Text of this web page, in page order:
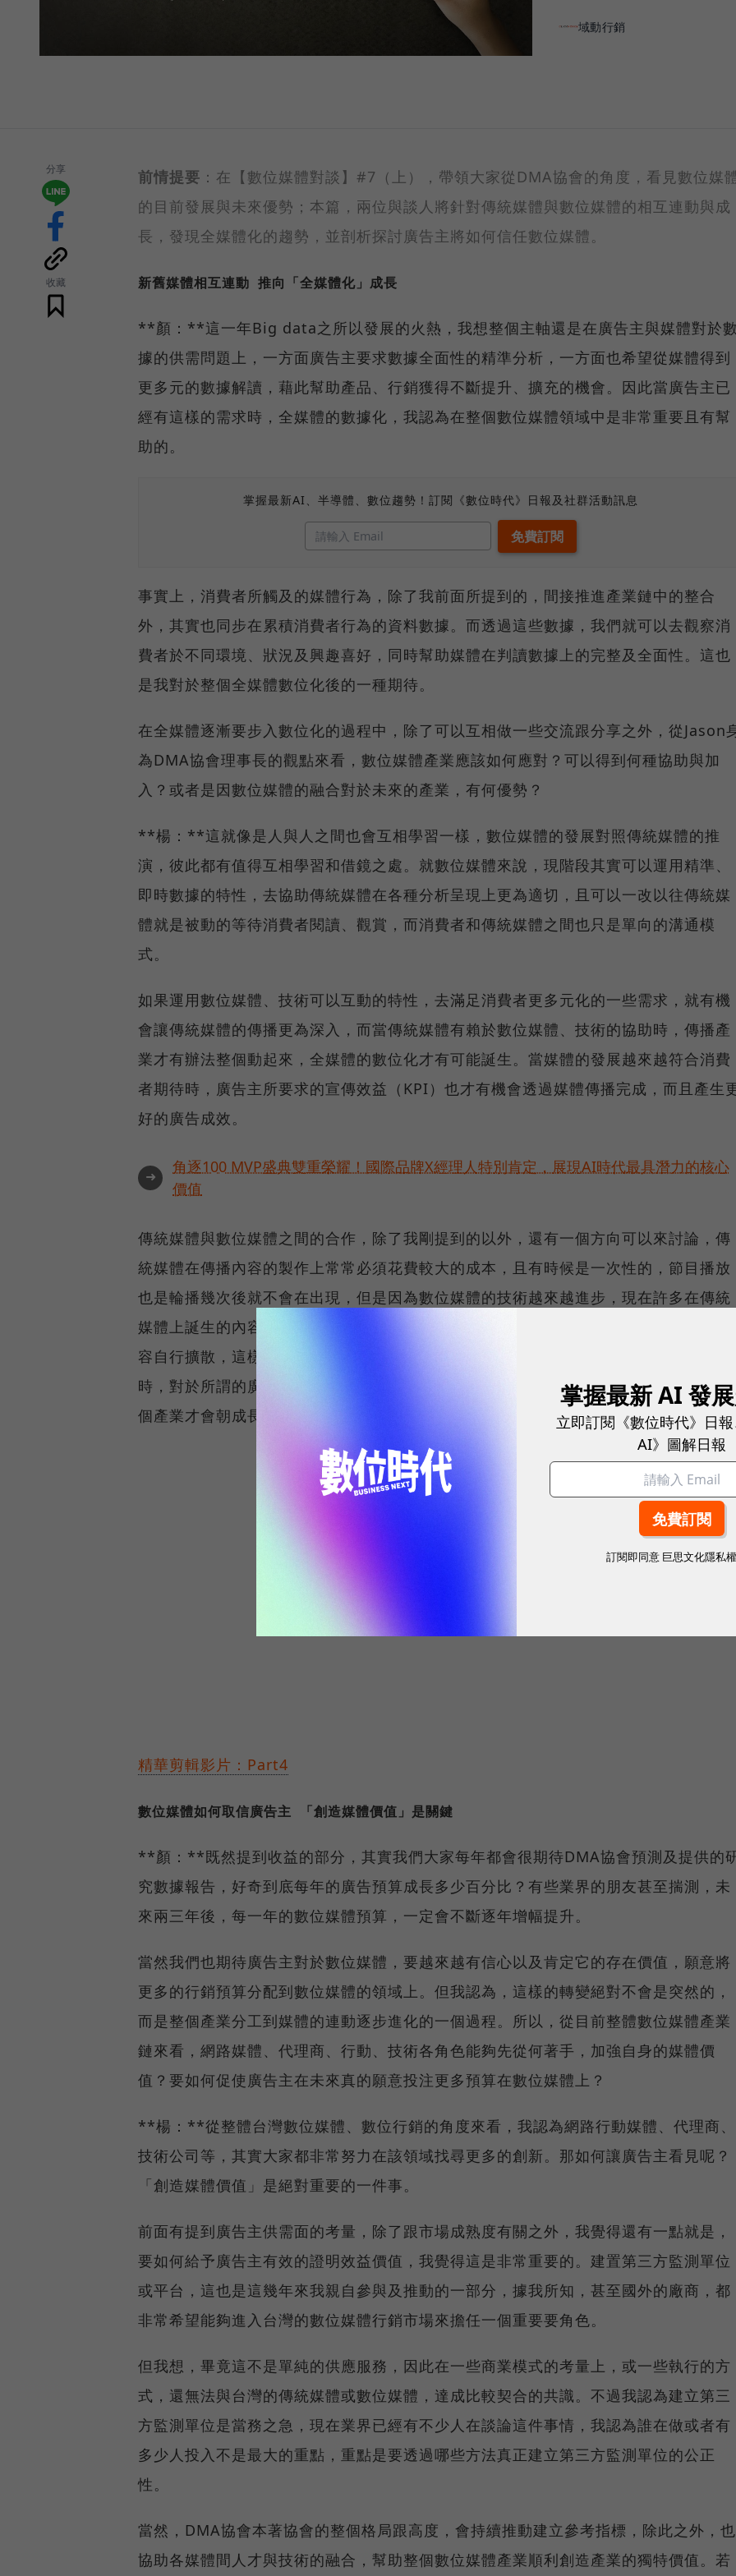
域動行銷
分享
收藏
前情提要 ：在【數位媒體對談】#7（上），帶領大家從DMA協會的角度，看見數位媒
的目前發展與未來優勢；本篇，兩位與談人將針對傳統媒體與數位媒體的相互連動與成
長，發現全媒體化的趨勢，並剖析探討廣告主將如何信任數位媒體。
新舊媒體相互連動 推向「全媒體化」成長
**顏：**這一年Big data之所以發展的火熱，我想整個主軸還是在廣告主與媒體對於
據的供需問題上，一方面廣告主要求數據全面性的精準分析，一方面也希望從媒體得到
更多元的數據解讀，藉此幫助產品、行銷獲得不斷提升、擴充的機會。因此當廣告主已
經有這樣的需求時，全媒體的數據化，我認為在整個數位媒體領域中是非常重要且有幫
助的。
掌握最新AI、半導體、數位趨勢！訂閱《數位時代》日報及社群活動訊息
事實上，消費者所觸及的媒體行為，除了我前面所提到的，間接推進產業鏈中的整合
外，其實也同步在累積消費者行為的資料數據。而透過這些數據，我們就可以去觀察消
費者於不同環境、狀況及興趣喜好，同時幫助媒體在判讀數據上的完整及全面性。這也
是我對於整個全媒體數位化後的一種期待。
在全媒體逐漸要步入數位化的過程中，除了可以互相做一些交流跟分享之外，從Jason
為DMA協會理事長的觀點來看，數位媒體產業應該如何應對？可以得到何種協助與加
入？或者是因數位媒體的融合對於未來的產業，有何優勢？
**楊：**這就像是人與人之間也會互相學習一樣，數位媒體的發展對照傳統媒體的推
演，彼此都有值得互相學習和借鏡之處。就數位媒體來說，現階段其實可以運用精準、
即時數據的特性，去協助傳統媒體在各種分析呈現上更為適切，且可以一改以往傳統媒
體就是被動的等待消費者閱讀、觀賞，而消費者和傳統媒體之間也只是單向的溝通模
式。
如果運用數位媒體、技術可以互動的特性，去滿足消費者更多元化的一些需求，就有機
會讓傳統媒體的傳播更為深入，而當傳統媒體有賴於數位媒體、技術的協助時，傳播產
業才有辦法整個動起來，全媒體的數位化才有可能誕生。當媒體的發展越來越符合消費
者期待時，廣告主所要求的宣傳效益（KPI）也才有機會透過媒體傳播完成，而且產生
好的廣告成效。
➜
角逐100 MVP盛典雙重榮耀！國際品牌X經理人特別肯定，展現AI時代最具潛力的核心
價值
傳統媒體與數位媒體之間的合作，除了我剛提到的以外，還有一個方向可以來討論，傳
統媒體在傳播內容的製作上常常必須花費較大的成本，且有時候是一次性的，節目播放
也是輪播幾次後就不會在出現，但是因為數位媒體的技術越來越進步，現在許多在傳統
媒體上誕生的內容，都會透過數位媒體不斷的重複播放，而且是消費者對於有興趣的內
容自行擴散，這樣連枝帶葉的不斷散發出去，彼此借力使力，當兩者互相合作而非競爭
時，對於所謂的廣告行銷產業來講，才能夠共同幫助廣告主創造一個比較好的收益，整
個產業才會朝成長的方向前進。
精華剪輯影片：Part4
數位媒體如何取信廣告主 「創造媒體價值」是關鍵
**顏：**既然提到收益的部分，其實我們大家每年都會很期待DMA協會預測及提供的
究數據報告，好奇到底每年的廣告預算成長多少百分比？有些業界的朋友甚至揣測，未
來兩三年後，每一年的數位媒體預算，一定會不斷逐年增幅提升。
當然我們也期待廣告主對於數位媒體，要越來越有信心以及肯定它的存在價值，願意將
更多的行銷預算分配到數位媒體的領域上。但我認為，這樣的轉變絕對不會是突然的，
而是整個產業分工到媒體的連動逐步進化的一個過程。所以，從目前整體數位媒體產業
鏈來看，網路媒體、代理商、行動、技術各角色能夠先從何著手，加強自身的媒體價
值？要如何促使廣告主在未來真的願意投注更多預算在數位媒體上？
**楊：**從整體台灣數位媒體、數位行銷的角度來看，我認為網路行動媒體、代理商、
技術公司等，其實大家都非常努力在該領域找尋更多的創新。那如何讓廣告主看見呢？
「創造媒體價值」是絕對重要的一件事。
前面有提到廣告主供需面的考量，除了跟市場成熟度有關之外，我覺得還有一點就是，
要如何給予廣告主有效的證明效益價值，我覺得這是非常重要的。建置第三方監測單位
或平台，這也是這幾年來我親自參與及推動的一部分，據我所知，甚至國外的廠商，都
非常希望能夠進入台灣的數位媒體行銷市場來擔任一個重要要角色。
但我想，畢竟這不是單純的供應服務，因此在一些商業模式的考量上，或一些執行的方
式，還無法與台灣的傳統媒體或數位媒體，達成比較契合的共識。不過我認為建立第三
方監測單位是當務之急，現在業界已經有不少人在談論這件事情，我認為誰在做或者有
多少人投入不是最大的重點，重點是要透過哪些方法真正建立第三方監測單位的公正
性。
當然，DMA協會本著協會的整個格局跟高度，會持續推動建立參考指標，除此之外，也
協助各媒體間人才與技術的融合，幫助整個數位媒體產業順利創造產業的獨特價值。若
掌握最新 AI 發
立即訂閱《數位時代》日
AI》圖解日報
訂閱即同意 巨思文化隱私